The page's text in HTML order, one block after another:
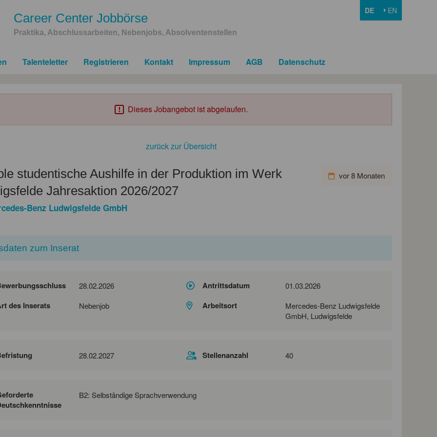
Career Center Jobbörse
Praktika, Abschlussarbeiten, Nebenjobs, Absolventenstellen
DE EN
Talenteletter Registrieren Kontakt Impressum AGB Datenschutz
Dieses Jobangebot ist abgelaufen.
zurück zur Übersicht
vor 8 Monaten
studentische Aushilfe in der Produktion im Werk
Jahresaktion 2026/2027
Benz Ludwigsfelde GmbH
zum Inserat
28.02.2026 Antrittsdatum 01.03.2026
des Inserats Nebenjob Arbeitsort
Mercedes-Benz Ludwigsfelde
GmbH, Ludwigsfelde
28.02.2027 Stellenanzahl 40
B2: Selbständige Sprachverwendung